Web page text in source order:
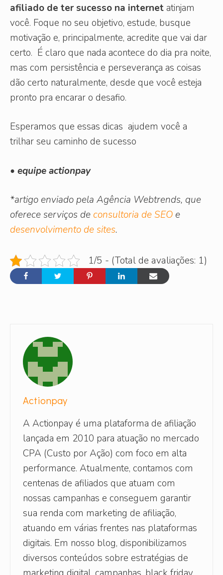
afiliado de ter sucesso na internet atinjam
você. Foque no seu objetivo, estude, busque
motivação e, principalmente, acredite que vai dar
certo. É claro que nada acontece do dia pra noite,
mas com persistência e perseverança as coisas
dão certo naturalmente, desde que você esteja
pronto pra encarar o desafio.
Esperamos que essas dicas ajudem você a
trilhar seu caminho de sucesso
• equipe actionpay
*artigo enviado pela Agência Webtrends, que
oferece serviços de consultoria de SEO e
desenvolvimento de sites.
1/5 - (Total de avaliações: 1)
Actionpay
A Actionpay é uma plataforma de afiliação
lançada em 2010 para atuação no mercado
CPA (Custo por Ação) com foco em alta
performance. Atualmente, contamos com
centenas de afiliados que atuam com
nossas campanhas e conseguem garantir
sua renda com marketing de afiliação,
atuando em várias frentes nas plataformas
digitais. Em nosso blog, disponibilizamos
diversos conteúdos sobre estratégias de